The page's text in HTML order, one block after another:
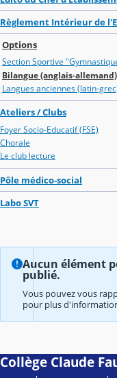
Règlement Intérieur de
Options
Section Sportive
Bilangue (anglais-allemand)
Langues anciennes (latin-
Ateliers / Clubs
Foyer Socio-Educatif (FSE)
Chorale
Le club lecture
Pôle médico-social
Labo SVT
Aucun élément
publié.
Vous pouvez vous
pour plus
Collège Claude